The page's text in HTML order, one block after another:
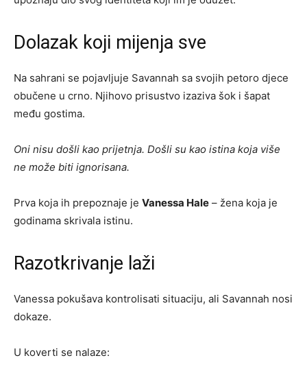
Dolazak koji mijenja sve
Na sahrani se pojavljuje Savannah sa svojih petoro djece
obučene u crno. Njihovo prisustvo izaziva šok i šapat
među gostima.
Oni nisu došli kao prijetnja. Došli su kao istina koja više
ne može biti ignorisana.
Prva koja ih prepoznaje je Vanessa Hale – žena koja je
godinama skrivala istinu.
Razotkrivanje laži
Vanessa pokušava kontrolisati situaciju, ali Savannah nosi
dokaze.
U koverti se nalaze: